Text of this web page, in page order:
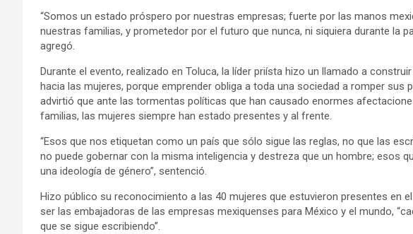
“Somos un estado próspero por nuestras empresas; fuerte por las manos
nuestras familias, y prometedor por el futuro que nunca, ni siquiera durante la
agregó.
Durante el evento, realizado en Toluca, la líder priísta hizo un llamado a
hacia las mujeres, porque emprender obliga a toda una sociedad a romper sus
advirtió que ante las tormentas políticas que han causado enormes
familias, las mujeres siempre han estado presentes y al frente.
“Esos que nos etiquetan como un país que sólo sigue las reglas, no que las
no puede gobernar con la misma inteligencia y destreza que un hombre; esos
una ideología de género”, sentenció.
Hizo público su reconocimiento a las 40 mujeres que estuvieron presentes en
ser las embajadoras de las empresas mexiquenses para México y el mundo,
que se sigue escribiendo”.